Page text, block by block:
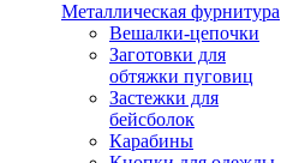
Металлическая фурнитура
Вешалки-цепочки
Заготовки для
обтяжки пуговиц
Застежки для
бейсболок
Карабины